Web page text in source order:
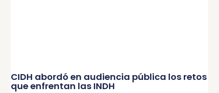
CIDH abordó en audiencia pública los retos
que enfrentan las INDH